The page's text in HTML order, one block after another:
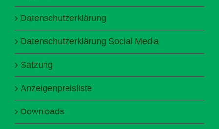
Datenschutzerklärung
Datenschutzerklärung Social Media
Satzung
Anzeigenpreisliste
Downloads